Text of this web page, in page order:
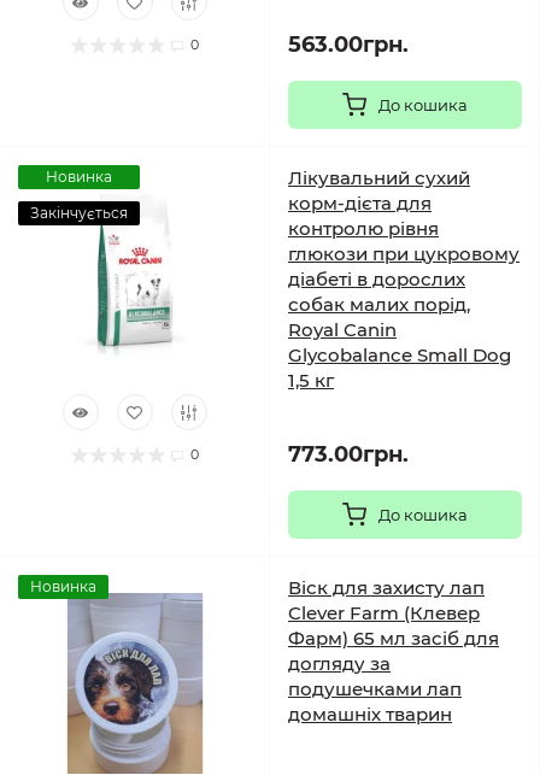
0 563.00грн.
До кошика
Новинка
Закінчується
0
Лікувальний сухий
корм-дієта для
контролю рівня
глюкози при цукровому
діабеті в дорослих
собак малих порід,
Royal Canin
Glycobalance Small Dog
1,5 кг
773.00грн.
До кошика
Новинка
Віск для захисту лап
Clever Farm (Клевер
Фарм) 65 мл засіб для
догляду за
подушечками лап
домашніх тварин